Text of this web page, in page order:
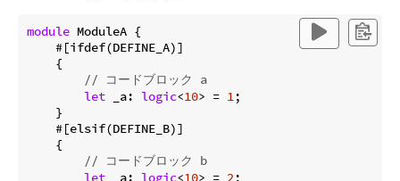
module ModuleA {
    #[ifdef(DEFINE_A)]
    {
// コードブロック a
let _a: logic<10> = 1 ;
    }
    #[elsif(DEFINE_B)]
    {
// コードブロック b
let _a: logic<10> = 2 ;